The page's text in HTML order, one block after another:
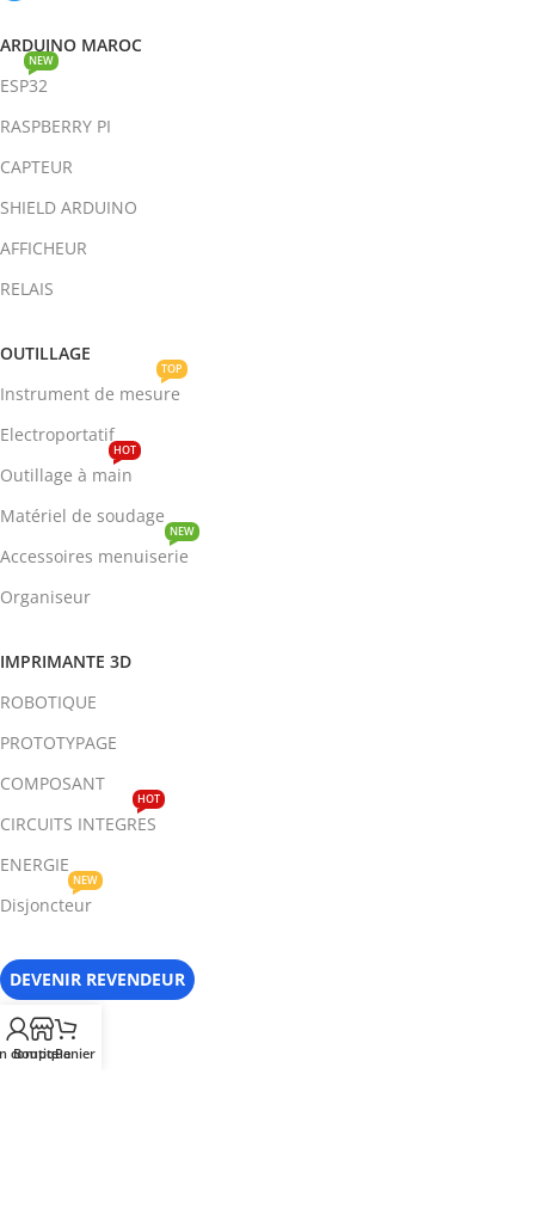
ARDUINO MAROC
ESP32
NEW
RASPBERRY PI
CAPTEUR
SHIELD ARDUINO
AFFICHEUR
RELAIS
OUTILLAGE
Instrument de mesure
TOP
Electroportatif
Outillage à main
HOT
Matériel de soudage
Accessoires menuiserie
NEW
Organiseur
IMPRIMANTE 3D
ROBOTIQUE
PROTOTYPAGE
COMPOSANT
CIRCUITS INTEGRES
HOT
ENERGIE
Disjoncteur
NEW
DEVENIR REVENDEUR
CATALOGUE
compte
BoutiquePanier